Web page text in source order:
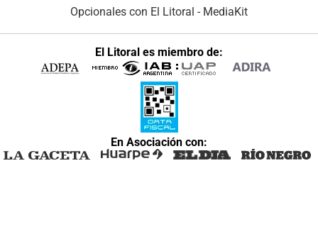
Opcionales con El Litoral - MediaKit
El Litoral es miembro de:
En Asociación con: